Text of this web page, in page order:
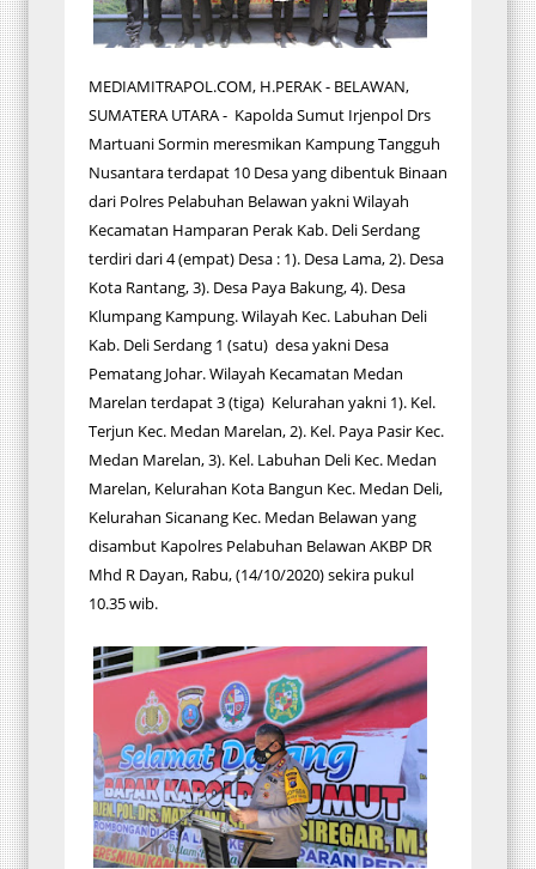
MEDIAMITRAPOL.COM, H.PERAK - BELAWAN,
SUMATERA UTARA - Kapolda Sumut Irjenpol Drs
Martuani Sormin meresmikan Kampung Tangguh
Nusantara terdapat 10 Desa yang dibentuk Binaan
dari Polres Pelabuhan Belawan yakni Wilayah
Kecamatan Hamparan Perak Kab. Deli Serdang
terdiri dari 4 (empat) Desa : 1). Desa Lama, 2). Desa
Kota Rantang, 3). Desa Paya Bakung, 4). Desa
Klumpang Kampung. Wilayah Kec. Labuhan Deli
Kab. Deli Serdang 1 (satu) desa yakni Desa
Pematang Johar. Wilayah Kecamatan Medan
Marelan terdapat 3 (tiga) Kelurahan yakni 1). Kel.
Terjun Kec. Medan Marelan, 2). Kel. Paya Pasir Kec.
Medan Marelan, 3). Kel. Labuhan Deli Kec. Medan
Marelan, Kelurahan Kota Bangun Kec. Medan Deli,
Kelurahan Sicanang Kec. Medan Belawan yang
disambut Kapolres Pelabuhan Belawan AKBP DR
Mhd R Dayan, Rabu, (14/10/2020) sekira pukul
10.35 wib.